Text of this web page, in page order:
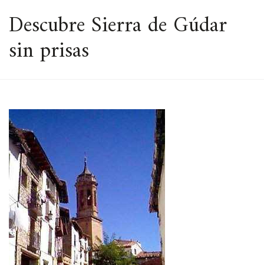
ESPACIO
Descubre Sierra de Gúdar
sin prisas